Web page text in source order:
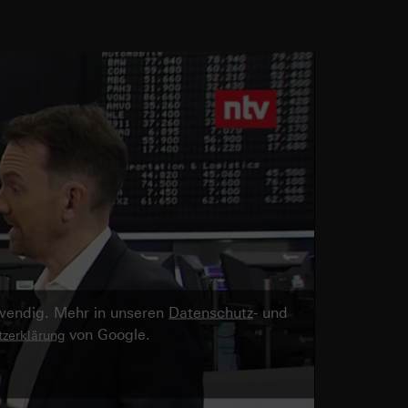
Mehr in unseren Datenschutz- und
von Google.